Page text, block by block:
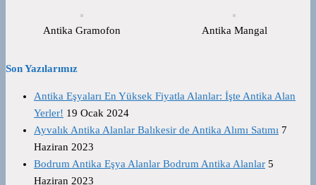
Antika Gramofon Antika Mangal
Son Yazılarımız
Antika Eşyaları En Yüksek Fiyatla Alanlar: İşte Antika Alan
Yerler! 19 Ocak 2024
Ayvalık Antika Alanlar Balıkesir de Antika Alımı Satımı 7
Haziran 2023
Bodrum Antika Eşya Alanlar Bodrum Antika Alanlar 5
Haziran 2023